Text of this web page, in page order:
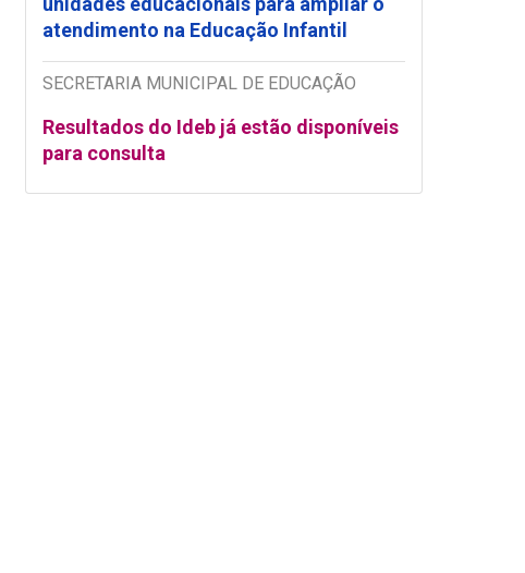
atendimento na Educação Infantil
SECRETARIA MUNICIPAL DE EDUCAÇÃO
Resultados do Ideb já estão disponíveis
para consulta